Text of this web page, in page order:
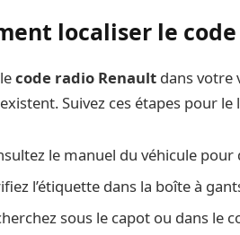
localiser le
code radio Renault dans votre
Suivez ces étapes pour
le manuel du véhicule
l’étiquette dans la boîte à
sous le capot ou dans le